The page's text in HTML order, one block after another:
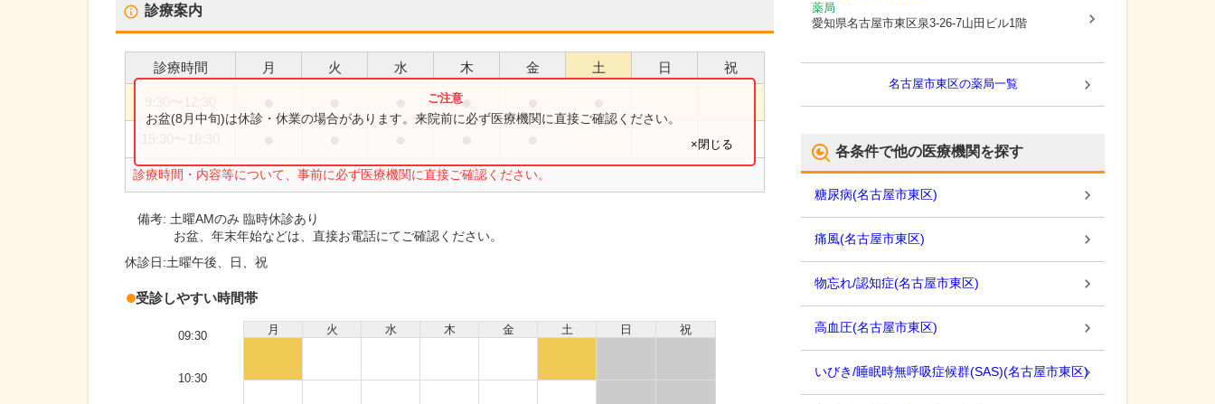
診療案内
診療時間 月 火 水 木 金 土 日 祝
●
診療時間・内容等について、事前に必ず医療機関に直接ご確認ください。
お盆(8月中旬)は休診・休業の場合があります。来院前に必ず医療機関に直接ご確認ください。
×閉じる
備考: 土曜AMのみ 臨時休診あり
お盆、年末年始などは、直接お電話にてご確認ください。
休診日:土曜午後、日、祝
受診しやすい時間帯
月 火 水 木 金 土 日 祝
09:30
10:30
薬局
愛知県名古屋市東区泉3-26-7山田ビル1階
名古屋市東区の薬局一覧
各条件で他の医療機関を探す
糖尿病(名古屋市東区)
痛風(名古屋市東区)
物忘れ/認知症(名古屋市東区)
高血圧(名古屋市東区)
いびき/睡眠時無呼吸症候群(SAS)(名古屋市東区)